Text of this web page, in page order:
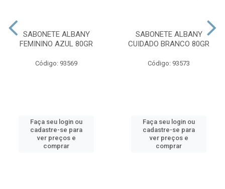
SABONETE ALBANY
FEMININO AZUL 80GR
Código: 93569
Faça seu login ou
cadastre-se para
ver preços e
comprar
SABONETE ALBANY
CUIDADO BRANCO 80GR
Código: 93573
Faça seu login ou
cadastre-se para
ver preços e
comprar